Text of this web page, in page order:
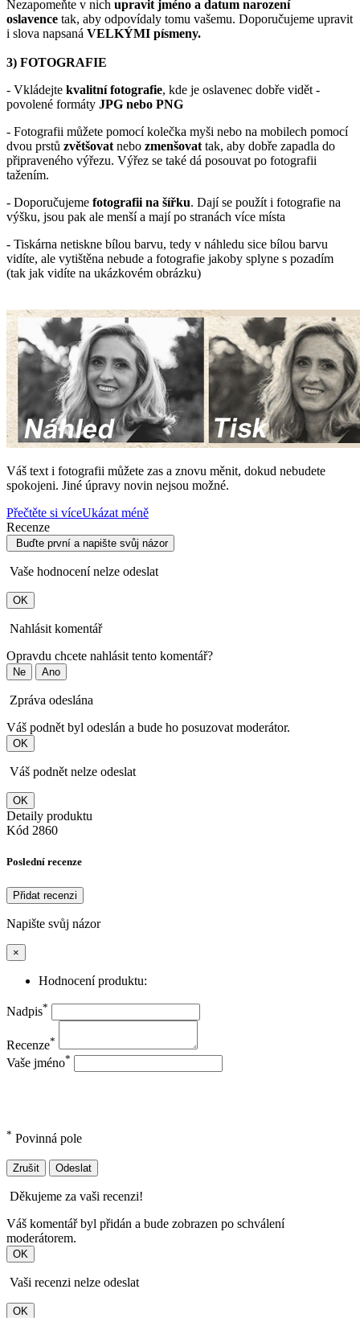
Nezapomeňte v nich upravit jméno a datum narození
oslavence tak, aby odpovídaly tomu vašemu. Doporučujeme upravit
i slova napsaná VELKÝMI písmeny.
3) FOTOGRAFIE
- Vkládejte kvalitní fotografie, kde je oslavenec dobře vidět -
povolené formáty JPG nebo PNG
- Fotografii můžete pomocí kolečka myši nebo na mobilech pomocí
dvou prstů zvětšovat nebo zmenšovat tak, aby dobře zapadla do
připraveného výřezu. Výřez se také dá posouvat po fotografii
tažením.
- Doporučujeme fotografii na šířku. Dají se použít i fotografie na
výšku, jsou pak ale menší a mají po stranách více místa
- Tiskárna netiskne bílou barvu, tedy v náhledu sice bílou barvu
vidíte, ale vytištěna nebude a fotografie jakoby splyne s pozadím
(tak jak vidíte na ukázkovém obrázku)
Váš text i fotografii můžete zas a znovu měnit, dokud nebudete
spokojeni. Jiné úpravy novin nejsou možné.
Přečtěte si víceUkázat méně
Recenze
Buďte první a napište svůj názor
Vaše hodnocení nelze odeslat
OK
Nahlásit komentář
Opravdu chcete nahlásit tento komentář?
Ne Ano
Zpráva odeslána
Váš podnět byl odeslán a bude ho posuzovat moderátor.
OK
Váš podnět nelze odeslat
OK
Detaily produktu
Kód 2860
Poslední recenze
Přidat recenzi
Napište svůj názor
×
Hodnocení produktu:
Nadpis*
Recenze*
Vaše jméno*
* Povinná pole
Zrušit Odeslat
Děkujeme za vaši recenzi!
Váš komentář byl přidán a bude zobrazen po schválení
moderátorem.
OK
Vaši recenzi nelze odeslat
OK